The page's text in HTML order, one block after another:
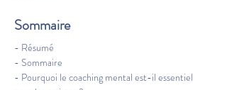
Sommaire
- Résumé
- Sommaire
- Pourquoi le coaching mental est-il essentiel